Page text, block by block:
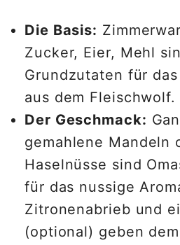
Die Basis:
Zucker, Eier, Mehl
Grundzutaten für
aus dem Fleischwolf.
Der Geschmack:
gemahlene Mandeln
Haselnüsse sind
für das nussige
Zitronenabrieb und
(optional) geben